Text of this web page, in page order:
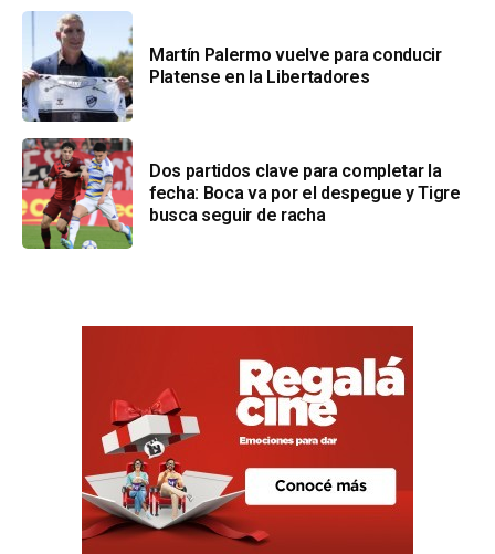
Martín Palermo vuelve para conducir
Platense en la Libertadores
Dos partidos clave para completar la
fecha: Boca va por el despegue y Tigre
busca seguir de racha